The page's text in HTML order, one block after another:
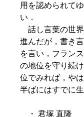
用を認められて
い．
話し言葉の世界
進んだが，書き
を言い，フラン
の地位を守り続
位でみれば，や
半ばにはすでに
・ 君塚 直隆